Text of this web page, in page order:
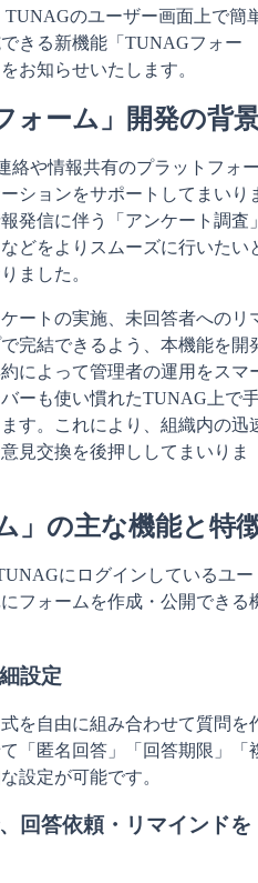
のユーザー画面上で簡
きる新機能「TUNAGフォー
お知らせいたします。
ォーム」開発の背
絡や情報共有のプラットフォ
ションをサポートしてまいり
発信に伴う「アンケート調査
どをよりスムーズに行いたい
ました。
ートの実施、未回答者へのリ
完結できるよう、本機能を開
によって管理者の運用をスマ
ーも使い慣れたTUNAG上で
す。これにより、組織内の迅
見交換を後押ししてまいりま
」の主な機能と特
にログインしているユー
フォームを作成・公開できる
設定
を自由に組み合わせて質問を
「匿名回答」「回答期限」「
設定が可能です。
回答依頼・リマインドを